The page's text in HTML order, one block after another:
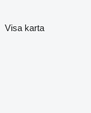
Visa karta